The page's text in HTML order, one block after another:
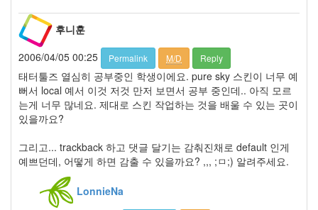
후니훈
2006/04/05 00:25
Permalink M/D Reply
태터툴즈 열심히 공부중인 학생이에요. pure sky 스킨이 너무 예
뻐서 local 예서 이것 저것 만저 보면서 공부 중인데.. 아직 모르
는게 너무 많네요. 제대로 스킨 작업하는 것을 배울 수 있는 곳이
있을까요?
그리고... trackback 하고 댓글 달기는 감춰진채로 default 인게
예쁘던데, 어떻게 하면 감출 수 있을까요? ,,, ;ㅁ;) 알려주세요.
LonnieNa
22
2006
년
11
월
23
2006
년
12
14
2007